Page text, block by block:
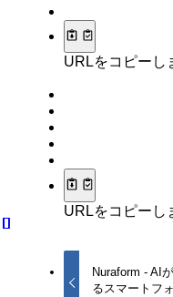
URLをコピーし
URLをコピーし
Nuraform - AI
るスマートフ